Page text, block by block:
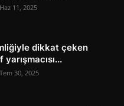
Haz 11, 2025
dikkat çeken
Tem 30, 2025